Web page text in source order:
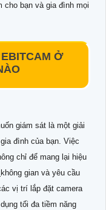
bạn và gia đình mọi
Ở
giám sát là một giải
đình của bạn. Việc
chỉ để mang lại hiệu
không gian và yêu cầu
vị trí lắp đặt camera
tối đa tiềm năng